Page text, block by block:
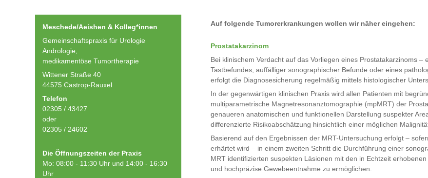
Meschede/Aeishen & Kolleg*innen
Gemeinschaftspraxis für Urologie
Andrologie,
medikamentöse Tumortherapie
Wittener Straße 40
44575 Castrop-Rauxel
Telefon
02305 / 43427
oder
02305 / 24602
Die Öffnungszeiten der Praxis
Mo: 08:00 - 11:30 Uhr und 14:00 - 16:30
Uhr
Auf folgende Tumorerkrankungen wollen wir näher eingehen:
Prostatakarzinom
Bei klinischem Verdacht auf das Vorliegen eines Prostatakarzinoms
Tastbefundes, auffälliger sonographischer Befunde oder eines
erfolgt die Diagnosesicherung regelmäßig mittels histologischer
In der gegenwärtigen klinischen Praxis wird allen Patienten mit
multiparametrische Magnetresonanztomographie (mpMRT) der
genaueren anatomischen und funktionellen Darstellung suspekter
differenzierte Risikoabschätzung hinsichtlich einer möglichen
Basierend auf den Ergebnissen der MRT-Untersuchung erfolgt –
erhärtet wird – in einem zweiten Schritt die Durchführung einer
MRT identifizierten suspekten Läsionen mit den in Echtzeit
und hochpräzise Gewebeentnahme zu ermöglichen.